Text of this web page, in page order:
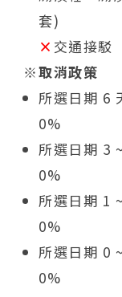
套)
× 交通接駁
取消政策
所選日期 6
0%
所選日期 3
0%
所選日期 1
0%
所選日期 0
0%